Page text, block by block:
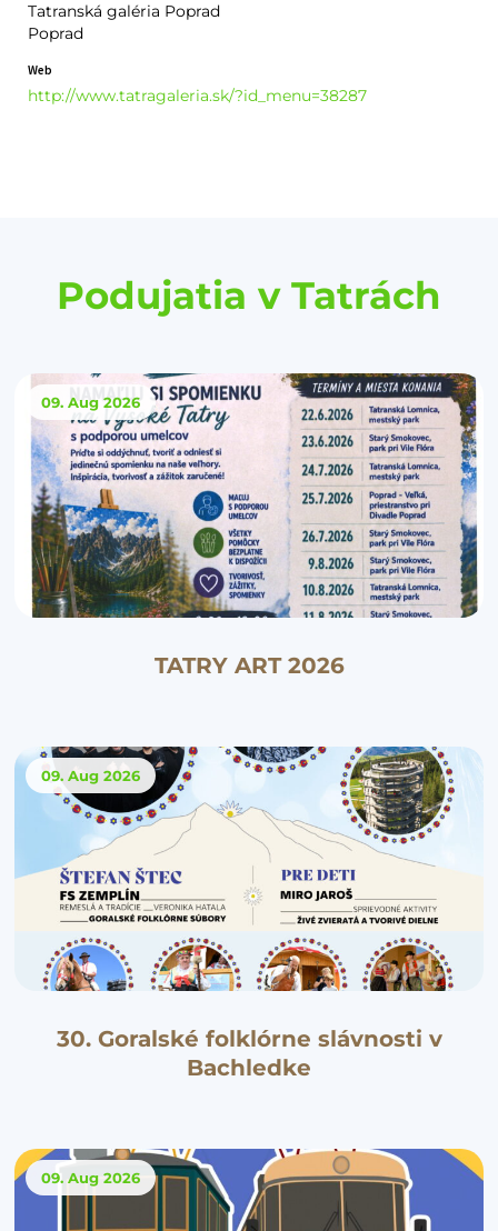
Tatranská galéria Poprad
Poprad
Web
http://www.tatragaleria.sk/?id_menu=38287
Podujatia v Tatrách
09. Aug 2026
TATRY ART 2026
09. Aug 2026
30. Goralské folklórne slávnosti v
Bachledke
09. Aug 2026